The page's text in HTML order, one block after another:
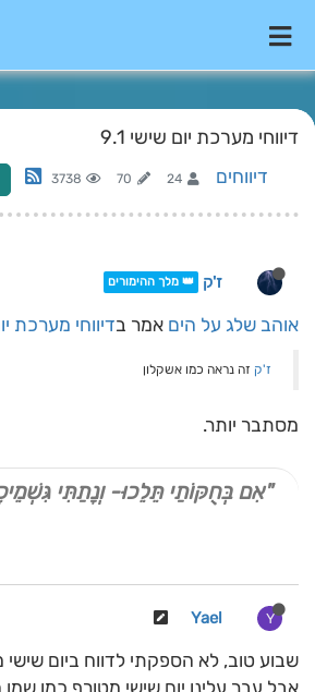
דיווחי מערכת יום שישי 9.1
דיווחים 24
70
3738
ז'ק 👑 מלך ההימורים
אוהב שלג על הים אמר בדיווחי מערכת יום
ז'ק זה נראה כמו אשקלון
מסתבר יותר.
"אִם בְּחֻקּוֹתַי תֵּלֵכוּ- וְנָתַתִּי
Y
Yael
שבוע טוב, לא הספקתי לדווח ביום
אבל עבר עלינו יום שישי מטורף כמו